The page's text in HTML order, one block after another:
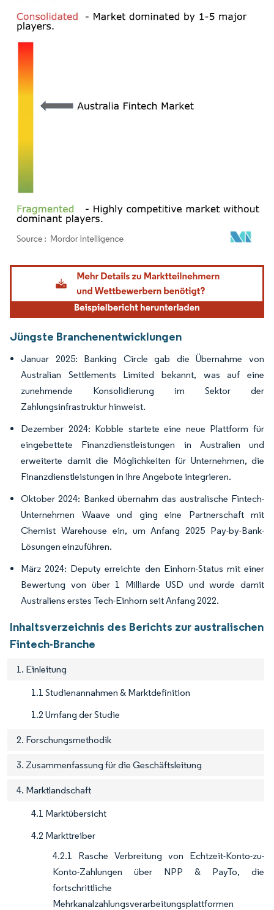
Bild © Mordor Intelligence. Wiederverwendung erfordert Namensnennung gemäß
Jüngste Branchenentwicklungen
Januar 2025: Banking Circle gab die Übernahme von
Australian Settlements Limited bekannt, was auf eine
zunehmende Konsolidierung im Sektor der
Zahlungsinfrastruktur hinweist.
Dezember 2024: Kobble startete eine neue Plattform für
eingebettete Finanzdienstleistungen in Australien und
erweiterte damit die Möglichkeiten für Unternehmen, die
Finanzdienstleistungen in ihre Angebote integrieren.
Oktober 2024: Banked übernahm das australische Fintech-
Unternehmen Waave und ging eine Partnerschaft mit
Chemist Warehouse ein, um Anfang 2025 Pay-by-Bank-
Lösungen einzuführen.
März 2024: Deputy erreichte den Einhorn-Status mit einer
Bewertung von über 1 Milliarde USD und wurde damit
Australiens erstes Tech-Einhorn seit Anfang 2022.
Inhaltsverzeichnis des Berichts zur australischen
Fintech-Branche
1. Einleitung
1.1 Studienannahmen & Marktdefinition
1.2 Umfang der Studie
2. Forschungsmethodik
3. Zusammenfassung für die Geschäftsleitung
4. Marktlandschaft
4.1 Marktübersicht
4.2 Markttreiber
4.2.1 Rasche Verbreitung von Echtzeit-Konto-zu-
Konto-Zahlungen über NPP & PayTo, die
fortschrittliche
Mehrkanalzahlungsverarbeitungsplattformen